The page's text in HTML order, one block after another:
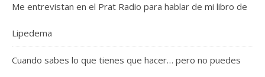
Me entrevistan en el Prat Radio para hablar de mi libro de
Lipedema
Cuando sabes lo que tienes que hacer… pero no puedes